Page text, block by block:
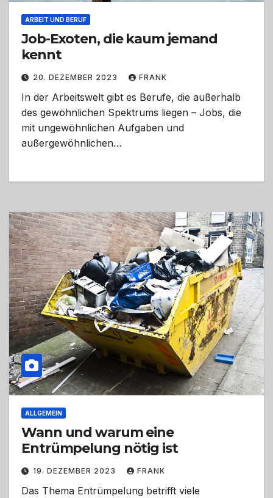
ARBEIT UND BERUF
Job-Exoten, die kaum jemand
kennt
20. DEZEMBER 2023 FRANK
In der Arbeitswelt gibt es Berufe, die außerhalb
des gewöhnlichen Spektrums liegen – Jobs, die
mit ungewöhnlichen Aufgaben und
außergewöhnlichen…
ALLGEMEIN
Wann und warum eine
Entrümpelung nötig ist
19. DEZEMBER 2023 FRANK
Das Thema Entrümpelung betrifft viele